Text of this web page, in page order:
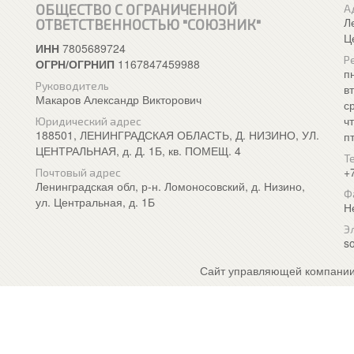
ОБЩЕСТВО С ОГРАНИЧЕННОЙ
ОТВЕТСТВЕННОСТЬЮ "СОЮЗНИК"
ИНН 7805689724
ОГРН/ОГРНИП 1167847459988
Руководитель
Макаров Александр Викторович
Юридический адрес
188501, ЛЕНИНГРАДСКАЯ ОБЛАСТЬ, Д. НИЗИНО, УЛ.
ЦЕНТРАЛЬНАЯ, д. Д. 1Б, кв. ПОМЕЩ. 4
Почтовый адрес
Ленинградская обл, р-н. Ломоносовский, д. Низино,
ул. Центральная, д. 1Б
Сайт управляющей